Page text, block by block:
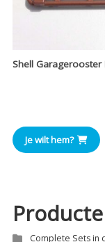
Shell Garagerooster
Je wilt hem?
Complete Sets in